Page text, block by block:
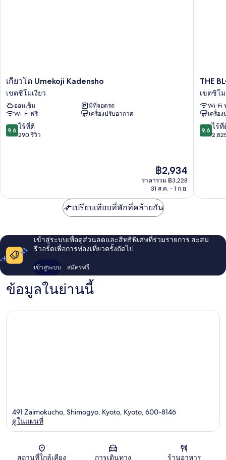
เกีย
Umekoji
Kadensho
เขต
ชิ
โม
เกียวโต Umekoji Kadensho
เขตชิโมเงียว
ออนเซ็น
มีที่จอดรถ
Wi-Fi ฟรี
เครื่องปรับอากาศ
9.6
จาก
9.6 ไร้ที่ติ
290 รีวิว
ราคา
ปัจจุบัน
คือ
฿2,934
ราคารวม ฿3,228
31 ส.ค. - 1 ก.ย.
THE
KYOTO
เขต
ชิ
โม
เงียว
THE
เขตชิโม
Wi-Fi
เครื่อ
9.6
จาก
9.6 ไร้ที่
เปรียบเทียบที่พักที่คล้ายกัน
เข้าสู่ระบบเพื่อดูส่วนลดและสิทธิพิเศษที่ร่วมรายการ สะสม
รีวอร์ดเพื่อการท่องเที่ยวครั้งถัดไป
เข้าสู่ระบบ สมัครฟรี
ข้อมูลในย่านนี้
แผนที่
491 Zaimokucho, Shimogyo, Kyoto, Kyoto, 600-8146
ดูในแผนที่
สถานที่ใกล้เคียง การเดินทาง ร้านอาหาร